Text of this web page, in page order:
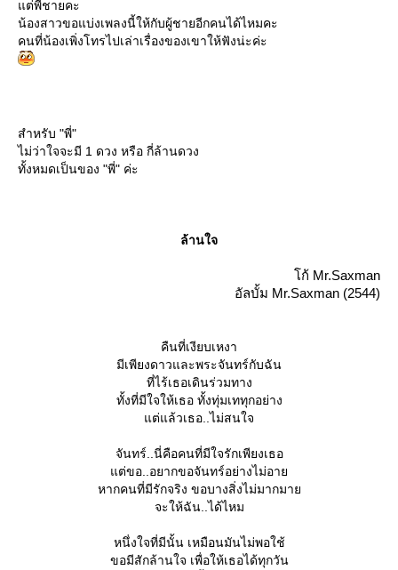
ต่พี่ชายคะ
น้องสาวขอแบ่งเพลงนี้ให้กับผู้ชายอีกคนได้ไหมคะ
คนที่น้องเพิ่งโทรไปเล่าเรื่องของเขาให้ฟังน่ะค่ะ
สำหรับ "พี่"
ไม่ว่าใจจะมี 1 ดวง หรือ กี่ล้านดวง
ทั้งหมดเป็นของ "พี่" ค่ะ
ล้านใจ
ก้ Mr.Saxman
อัลบั้ม Mr.Saxman (2544)
คืนที่เงียบเหงา
มีเพียงดาวและพระจันทร์กับฉัน
ที่ไร้เธอเดินร่วมทาง
ทั้งที่มีใจให้เธอ ทั้งทุ่มเททุกอย่าง
ต่แล้วเธอ..ไม่สนใจ
จันทร์..นี่คือคนที่มีใจรักเพียงเธอ
ต่ขอ..อยากขอจันทร์อย่างไม่อา
หากคนที่มีรักจริง ขอบางสิ่งไม่มากมา
จะให้ฉัน..ได้ไหม
หนึ่งใจที่มีนั้น เหมือนมันไม่พอใช้
ขอมีสักล้านใจ เพื่อให้เธอได้ทุกวัน